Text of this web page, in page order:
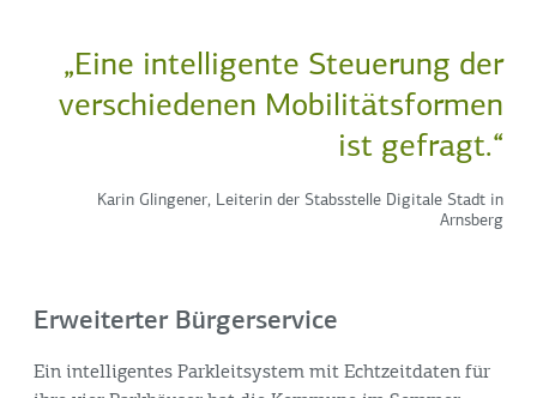
„Eine intelligente Steuerung der
verschiedenen Mobilitätsformen
ist gefragt.“
Karin Glingener, Leiterin der Stabsstelle Digitale Stadt in
Arnsberg
Erweiterter Bürgerservice
Ein intelligentes Parkleitsystem mit Echtzeitdaten für